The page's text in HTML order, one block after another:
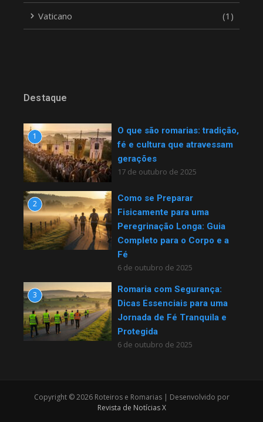
Vaticano (1)
Destaque
1
O que são romarias: tradição,
fé e cultura que atravessam
gerações
17 de outubro de 2025
2
Como se Preparar
Fisicamente para uma
Peregrinação Longa: Guia
Completo para o Corpo e a
Fé
6 de outubro de 2025
3
Romaria com Segurança:
Dicas Essenciais para uma
Jornada de Fé Tranquila e
Protegida
6 de outubro de 2025
Copyright © 2026 Roteiros e Romarias | Desenvolvido por
Revista de Notícias X